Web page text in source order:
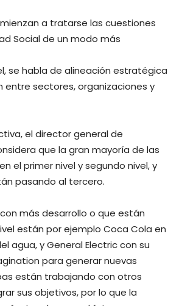
a tratarse las cuestiones
Social de un modo más
se habla de alineación estratégica
entre sectores, organizaciones y
el director general de
que la gran mayoría de las
el primer nivel y segundo nivel, y
pasando al tercero.
más desarrollo o que están
están por ejemplo Coca Cola en
agua, y General Electric con su
para generar nuevas
están trabajando con otros
sus objetivos, por lo que la